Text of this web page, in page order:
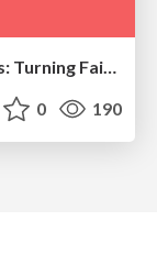
Why Mistakes Are the Best Teachers: Turning Failure into a Pathway for Growth
0 190